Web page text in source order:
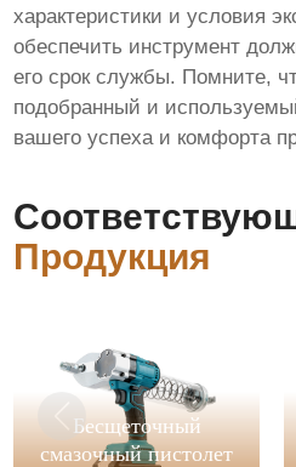
характеристики и условия
обеспечить инструмент
его срок службы. Помните,
подобранный и
вашего успеха и комфорта
Продукция
Бесщеточный
смазочный пистолет